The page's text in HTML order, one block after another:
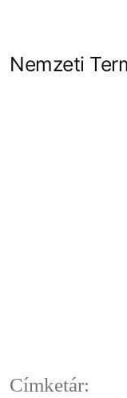
Nemzeti
Címketár: